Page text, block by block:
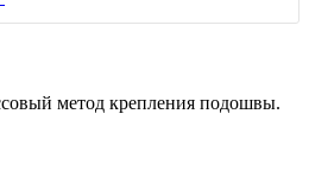
метод крепления подошвы.